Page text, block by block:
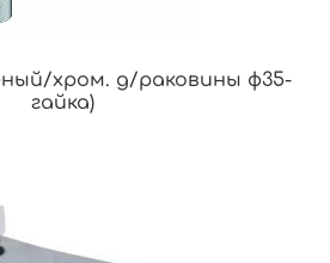
хром. д/раковины ф35-
гайка)